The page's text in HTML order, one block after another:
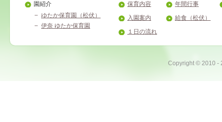
園紹介
ゆたか保育園（松伏）
伊奈 ゆたか保育園
保育内容
入園案内
１日の流れ
年間行事
給食（松伏）
Copyright © 2010 -